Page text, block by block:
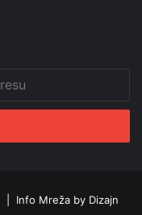
| Info Mreža by Dizajn